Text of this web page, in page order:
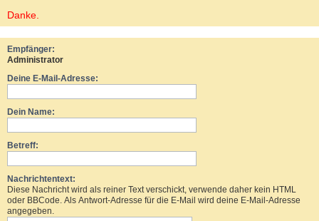
Danke.
Empfänger:
Administrator
Deine E-Mail-Adresse:
Dein Name:
Betreff:
Nachrichtentext:
Diese Nachricht wird als reiner Text verschickt, verwende daher kein HTML
oder BBCode. Als Antwort-Adresse für die E-Mail wird deine E-Mail-Adresse
angegeben.